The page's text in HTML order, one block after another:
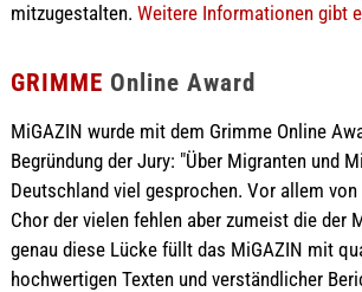
mitzugestalten. Weitere Informationen gibt
GRIMME Online Award
MiGAZIN wurde mit dem Grimme Online
Begründung der Jury: "Über Migranten und
Deutschland viel gesprochen. Vor allem
Chor der vielen fehlen aber zumeist die der
genau diese Lücke füllt das MiGAZIN mit
hochwertigen Texten und verständlicher